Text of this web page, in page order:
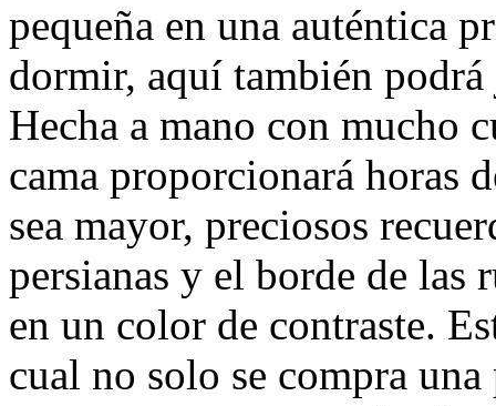
pequeña en una auténtica
dormir, aquí también
Hecha a mano con mucho
cama proporcionará horas
sea mayor, preciosos
persianas y el borde de las
en un color de contraste.
cual no solo se compra